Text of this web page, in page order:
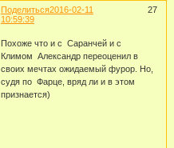
Поделиться 27
2016-02-11
10:59:39
Похоже что и с Саранчей и с
Климом Александр переоценил в
своих мечтах ожидаемый фурор. Но,
судя по Фарце, вряд ли и в этом
признается)